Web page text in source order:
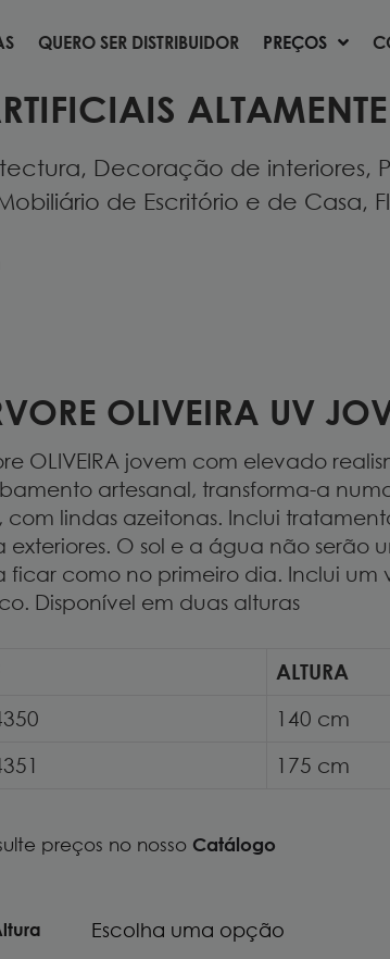
QUERO SER DISTRIBUIDOR PREÇOS
QUERO SER DISTRIBUIDOR PREÇOS
Decoração de interiores,
de Escritório e de Casa,
OLIVEIRA UV
OLIVEIRA jovem com elevado
artesanal, transforma-a
com lindas azeitonas. Inclui
exteriores. O sol e a água não serão
ficar como no primeiro dia. Inclui um
. Disponível em duas alturas
ALTURA
140 cm
175 cm
preços no nosso Catálogo